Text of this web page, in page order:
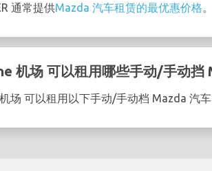
通常提供Mazda 汽车租赁的最优惠价格。
机场 可以租用哪些手动/手动挡
场 可以租用以下手动/手动档 Mazda 汽车